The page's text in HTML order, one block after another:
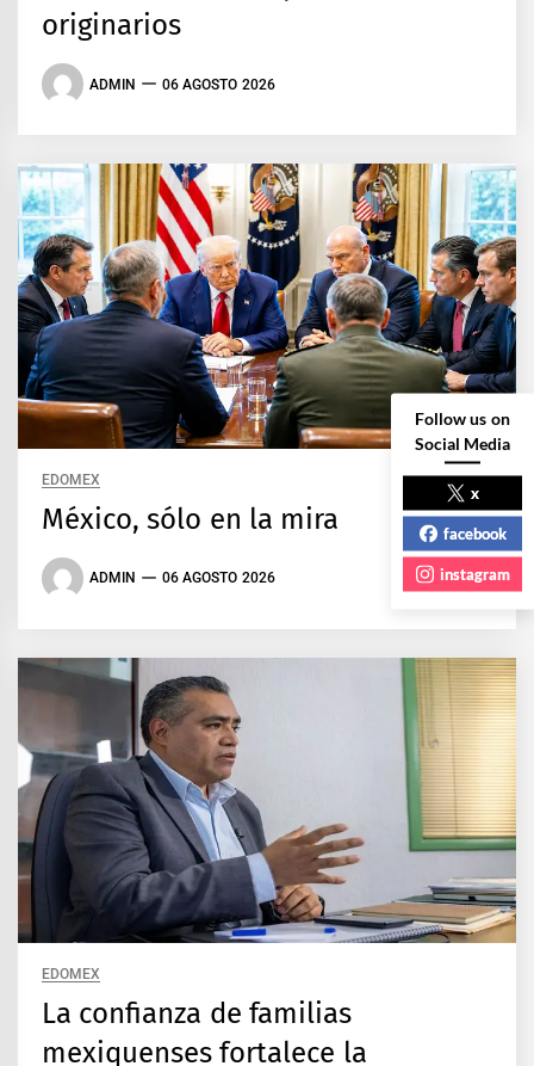
originarios
ADMIN 06 AGOSTO 2026
EDOMEX
México, sólo en la mira
ADMIN 06 AGOSTO 2026
EDOMEX
La confianza de familias
mexiquenses fortalece la
Follow us on
Social Media
x
facebook
instagram